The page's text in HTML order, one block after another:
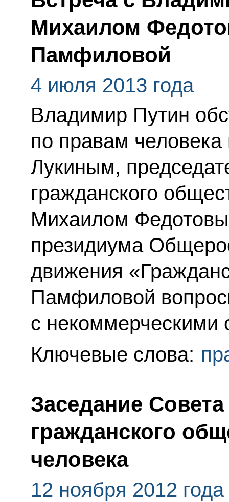
Михаилом
Памфиловой
4 июля 2013 года
Владимир Путин
по правам
Лукиным,
гражданского
Михаилом
президиума
движения
Памфиловой
с некоммерческими
Ключевые слова:
Заседание
гражданского
человека
12 ноября 2012 года